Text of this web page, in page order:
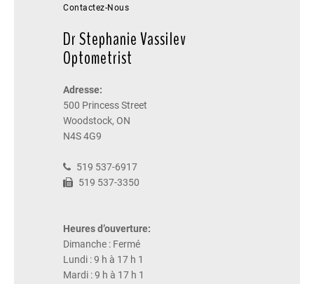
Contactez-Nous
Dr Stephanie Vassilev
Optometrist
Adresse:
500 Princess Street
Woodstock, ON
N4S 4G9
519 537-6917
519 537-3350
Heures d’ouverture:
Dimanche : Fermé
Lundi : 9 h à 17 h 1
Mardi : 9 h à 17 h 1